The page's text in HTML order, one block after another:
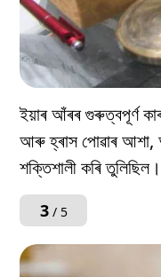
ইয়াৰ আঁৰৰ গুৰুত্বপূৰ্ণ
আৰু হ্ৰাস পোৱাৰ আশা,
শক্তিশালী কৰি তুলিছিল।
3/ 5